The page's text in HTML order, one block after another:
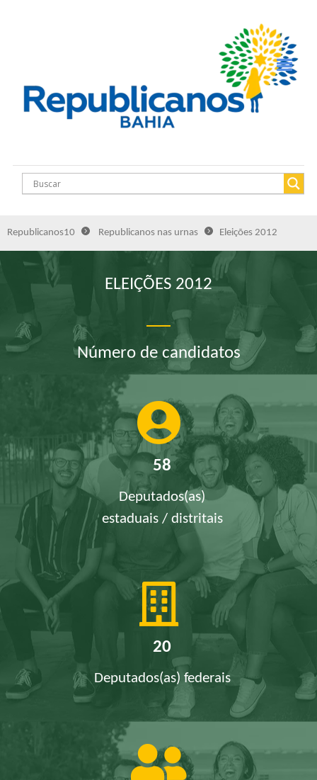
Republicanos10 Republicanos nas urnas Eleições 2012
ELEIÇÕES 2012
Número de candidatos
58
Deputados(as)
estaduais / distritais
20
Deputados(as) federais